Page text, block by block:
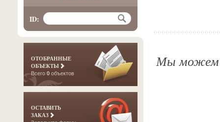
ID:
ОТОБРАННЫЕ
ОБЪЕКТЫ
Всего 0 объектов
ОСТАВИТЬ
ЗАКАЗ
Мы можем